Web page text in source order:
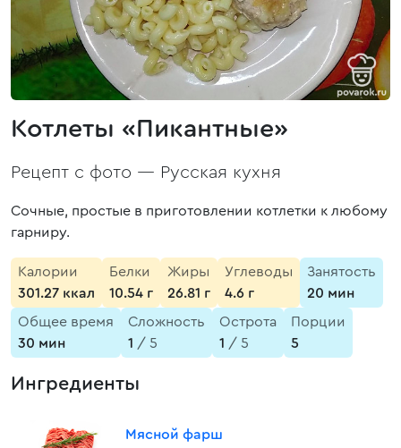
Котлеты «Пикантные»
Рецепт с фото — Русская кухня
Сочные, простые в приготовлении котлетки к любому
гарниру.
Калории
301.27 ккал
Белки
10.54 г
Жиры
26.81 г
Углеводы
4.6 г
Занятость
20 мин
Общее время
30 мин
Сложность
1 / 5
Острота
1 / 5
Порции
5
Ингредиенты
Мясной фарш